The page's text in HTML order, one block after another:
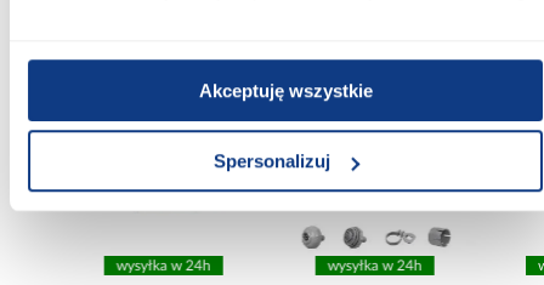
Akceptuję wszystkie
Spersonalizuj
wysyłka w 24h wysyłka w 24h